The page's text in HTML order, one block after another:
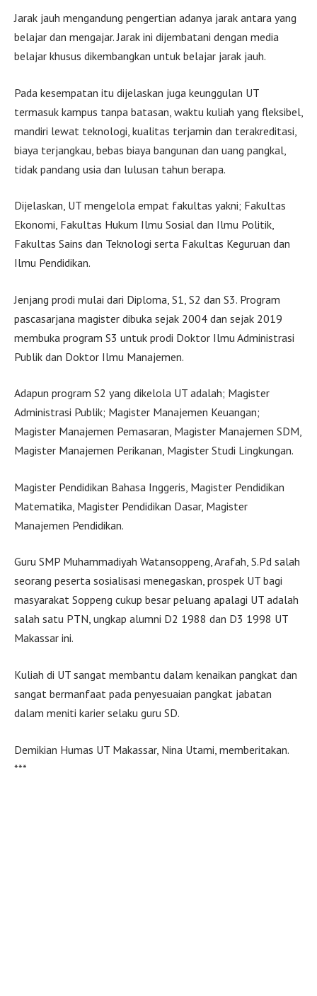
Jarak jauh mengandung pengertian adanya jarak antara yang
belajar dan mengajar. Jarak ini dijembatani dengan media
belajar khusus dikembangkan untuk belajar jarak jauh.
Pada kesempatan itu dijelaskan juga keunggulan UT
termasuk kampus tanpa batasan, waktu kuliah yang fleksibel,
mandiri lewat teknologi, kualitas terjamin dan terakreditasi,
biaya terjangkau, bebas biaya bangunan dan uang pangkal,
tidak pandang usia dan lulusan tahun berapa.
Dijelaskan, UT mengelola empat fakultas yakni; Fakultas
Ekonomi, Fakultas Hukum Ilmu Sosial dan Ilmu Politik,
Fakultas Sains dan Teknologi serta Fakultas Keguruan dan
Ilmu Pendidikan.
Jenjang prodi mulai dari Diploma, S1, S2 dan S3. Program
pascasarjana magister dibuka sejak 2004 dan sejak 2019
membuka program S3 untuk prodi Doktor Ilmu Administrasi
Publik dan Doktor Ilmu Manajemen.
Adapun program S2 yang dikelola UT adalah; Magister
Administrasi Publik; Magister Manajemen Keuangan;
Magister Manajemen Pemasaran, Magister Manajemen SDM,
Magister Manajemen Perikanan, Magister Studi Lingkungan.
Magister Pendidikan Bahasa Inggeris, Magister Pendidikan
Matematika, Magister Pendidikan Dasar, Magister
Manajemen Pendidikan.
Guru SMP Muhammadiyah Watansoppeng, Arafah, S.Pd salah
seorang peserta sosialisasi menegaskan, prospek UT bagi
masyarakat Soppeng cukup besar peluang apalagi UT adalah
salah satu PTN, ungkap alumni D2 1988 dan D3 1998 UT
Makassar ini.
Kuliah di UT sangat membantu dalam kenaikan pangkat dan
sangat bermanfaat pada penyesuaian pangkat jabatan
dalam meniti karier selaku guru SD.
Demikian Humas UT Makassar, Nina Utami, memberitakan.
***